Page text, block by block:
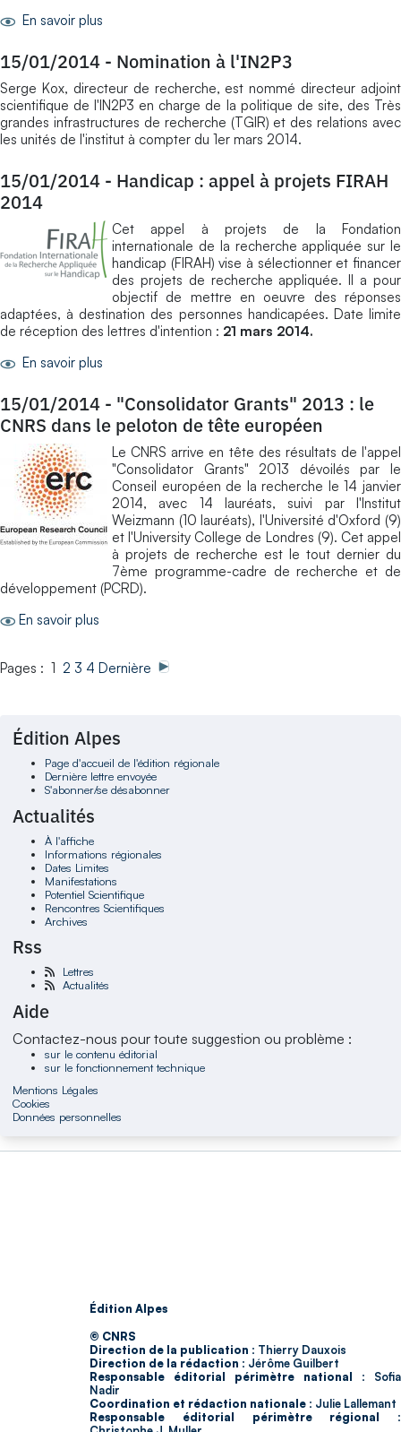
En savoir plus
15/01/2014 - Nomination à l'IN2P3
Serge Kox, directeur de recherche, est nommé directeur adjoint
scientifique de l'IN2P3 en charge de la politique de site, des Très
grandes infrastructures de recherche (TGIR) et des relations avec
les unités de l'institut à compter du 1er mars 2014.
15/01/2014 - Handicap : appel à projets FIRAH
2014
Cet appel à projets de la Fondation
internationale de la recherche appliquée sur le
handicap (FIRAH) vise à sélectionner et financer
des projets de recherche appliquée. Il a pour
objectif de mettre en oeuvre des réponses
adaptées, à destination des personnes handicapées. Date limite
de réception des lettres d'intention : 21 mars 2014.
En savoir plus
15/01/2014 - "Consolidator Grants" 2013 : le
CNRS dans le peloton de tête européen
Le CNRS arrive en tête des résultats de l'appel
"Consolidator Grants" 2013 dévoilés par le
Conseil européen de la recherche le 14 janvier
2014, avec 14 lauréats, suivi par l'Institut
Weizmann (10 lauréats), l'Université d'Oxford (9)
et l'University College de Londres (9). Cet appel
à projets de recherche est le tout dernier du
7ème programme-cadre de recherche et de
développement (PCRD).
En savoir plus
Pages : 1 2 3 4 Dernière
Édition Alpes
Page d'accueil de l'édition régionale
Dernière lettre envoyée
S'abonner/se désabonner
Actualités
À l'affiche
Informations régionales
Dates Limites
Manifestations
Potentiel Scientifique
Rencontres Scientifiques
Archives
Rss
Lettres
Actualités
Aide
Contactez-nous pour toute suggestion ou problème :
sur le contenu éditorial
sur le fonctionnement technique
Mentions Légales
Cookies
Données personnelles
Édition Alpes
© CNRS
Direction de la publication : Thierry Dauxois
Direction de la rédaction : Jérôme Guilbert
Responsable éditorial périmètre national : Sofia
Nadir
Coordination et rédaction nationale : Julie Lallemant
Responsable éditorial périmètre régional :